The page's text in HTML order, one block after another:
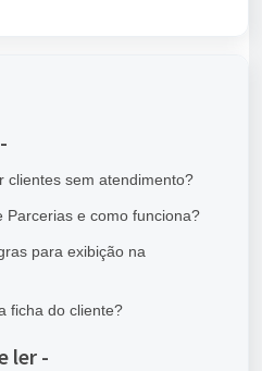
clientes sem atendimento?
Parcerias e como funciona?
para exibição na
ficha do cliente?
ler -